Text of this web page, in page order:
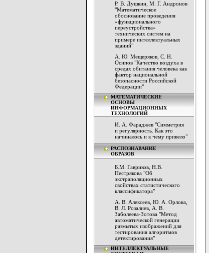
Р. В. Душкин, М. Г. Андронов
"Математическое
обоснование проведения
«функционального
переустройства»
технических систем на
примере интеллектуальных
зданий"
А. Ю. Мещеряков, С. Н.
Осипов "Качество воздуха в
средах обитания человека как
фактор национальной
безопасности Российской
Федерации"
МАТЕМАТИЧЕСКИЕ
ОСНОВЫ
ИНФОРМАЦИОННЫХ
ТЕХНОЛОГИЙ
И. А. Фараджев "Симметрия
и регулярность. Как это
начиналось и к чему привело"
РАСПОЗНАВАНИЕ
ОБРАЗОВ
Б.М. Гавриков, Н.В.
Пестрякова "Об
экстраполяционных
свойствах статистического
классификатора"
А. В. Алексеев, Ю. А. Орлова,
В. Л. Розалиев, А. В.
Заболеева-Зотова "Метод
автоматической генерации
размытых изображений для
тестирования алгоритмов
детектирования"
ИНТЕЛЛЕКТУАЛЬНЫЕ